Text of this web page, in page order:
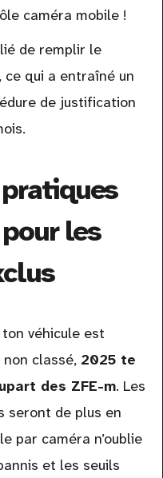
caméra mobile !
de remplir le
qui a entraîné un
de justification
les
véhicule est
classé, 2025 te
des ZFE-m. Les
seront de plus en
par caméra n’oublie
et les seuils